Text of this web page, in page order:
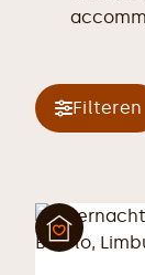
Filteren